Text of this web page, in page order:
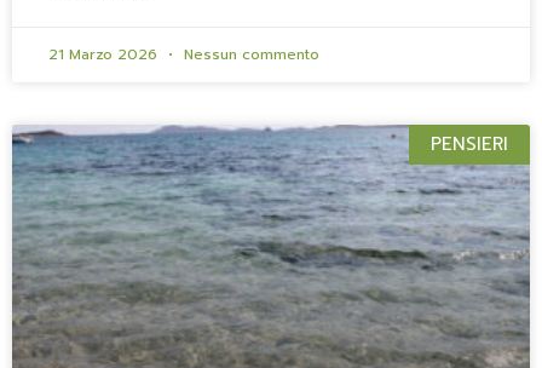
21 Marzo 2026 Nessun commento
PENSIERI